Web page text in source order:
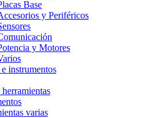
Base
y Periféricos
y Motores
instrumentos
varias